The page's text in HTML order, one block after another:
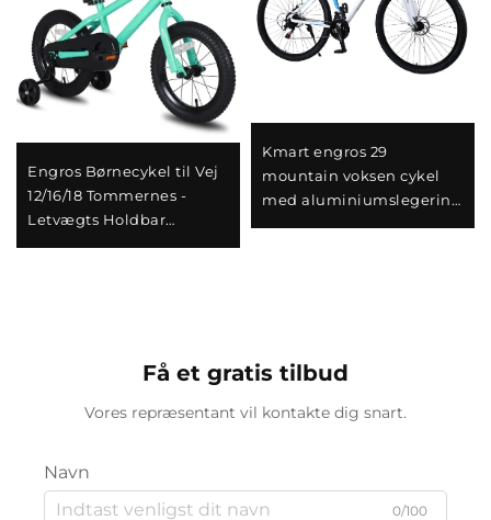
Engros Børnecykel til Vej
12/16/18 Tommernes -
Letvægts Holdbar
Kmart engros 29
mountain voksen cykel
med aluminiumslegering
Få et gratis tilbud
Vores repræsentant vil kontakte dig snart.
Navn
0/100